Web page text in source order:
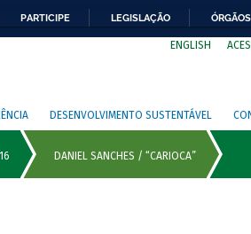
PARTICIPE LEGISLAÇÃO
ENGLISH
DESENVOLVIMENTO SUSTENTÁVEL